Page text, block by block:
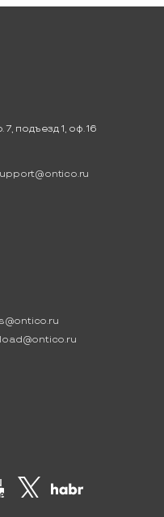
подъезд 1, оф. 16